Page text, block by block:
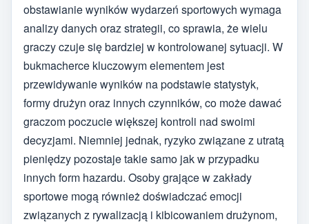
obstawianie wyników wydarzeń sportowych wymaga
analizy danych oraz strategii, co sprawia, że wielu
graczy czuje się bardziej w kontrolowanej sytuacji. W
bukmacherce kluczowym elementem jest
przewidywanie wyników na podstawie statystyk,
formy drużyn oraz innych czynników, co może dawać
graczom poczucie większej kontroli nad swoimi
decyzjami. Niemniej jednak, ryzyko związane z utratą
pieniędzy pozostaje takie samo jak w przypadku
innych form hazardu. Osoby grające w zakłady
sportowe mogą również doświadczać emocji
związanych z rywalizacją i kibicowaniem drużynom,